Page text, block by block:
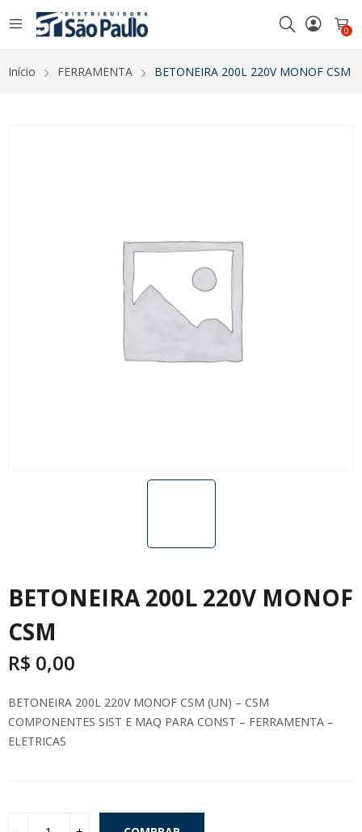
0
Início FERRAMENTA BETONEIRA 200L 220V MONOF CSM
BETONEIRA 200L 220V MONOF
CSM
R$ 0,00
BETONEIRA 200L 220V MONOF CSM (UN) – CSM
COMPONENTES SIST E MAQ PARA CONST – FERRAMENTA –
ELETRICAS